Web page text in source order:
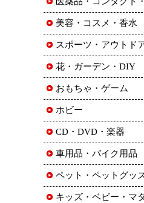
美容・コスメ・香水
スポーツ・アウトド
花・ガーデン・DIY
おもちゃ・ゲーム
ホビー
CD・DVD・楽器
車用品・バイク用品
ペット・ペットグッ
キッズ・ベビー・マ